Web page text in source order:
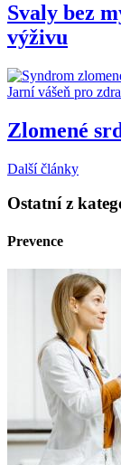
Svaly bez
výživu
Jarní vášeň pro
Zlomené
Další články
Ostatní z
Prevence